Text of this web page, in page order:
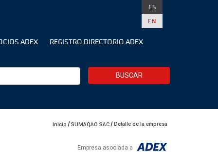
ADEX REGISTRO DIRECTORIO ADEX
ES
EN
BUSCAR
Inicio SUMAQAO SAC Detalle de la empresa
Empresa asociada a